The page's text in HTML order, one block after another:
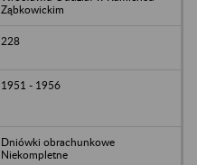
Ząbkowickim
228
1951 - 1956
Dniówki obrachunkowe
Niekompletne